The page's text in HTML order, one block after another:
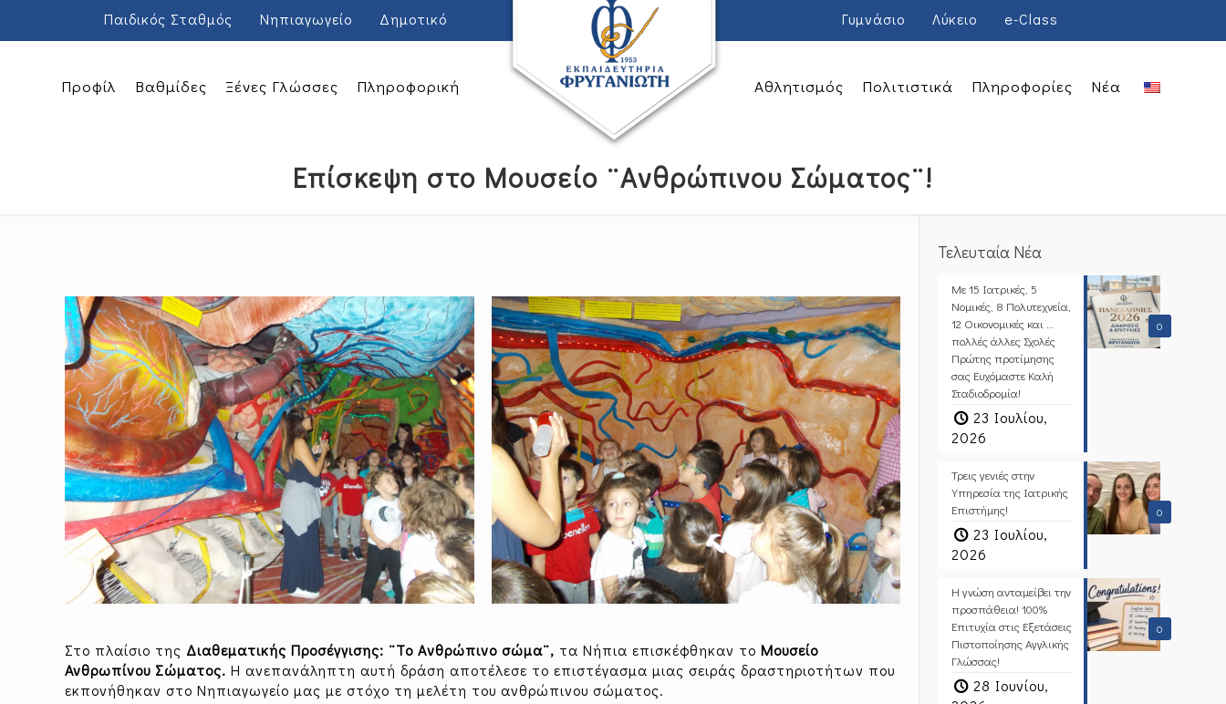
Παιδικός Σταθμός Νηπιαγωγείο Δημοτικό Γυμνάσιο Λύκειο e-Class
Προφίλ Βαθμίδες Ξένες Γλώσσες Πληροφορική Αθλητισμός Πολιτιστικά Πληροφορίες Νέα
Επίσκεψη στο Μουσείο ¨Ανθρώπινου Σώματος¨!
Στο πλαίσιο της Διαθεματικής Προσέγγισης: ¨ΤοAνθρώπινο σώμα¨, τα Νήπια επισκέφθηκαν τοΜουσείο
Ανθρωπίνου Σώματος. Η ανεπανάληπτη αυτή δράση αποτέλεσε το επιστέγασμα μιας σειράς δραστηριοτήτων που
εκπονήθηκαν στο Νηπιαγωγείο μας με στόχο τη μελέτη του ανθρώπινου σώματος.
Τελευταία Νέα
0
Με 15 Ιατρικές, 5
Νομικές, 8 Πολυτεχνεία,
12 Οικονομικές και …
πολλές άλλες Σχολές
Πρώτης προτίμησης
σας Ευχόμαστε Καλή
Σταδιοδρομία!
23 Ιουλίου,
2026
0
Τρεις γενιές στην
Υπηρεσία της Ιατρικής
Επιστήμης!
23 Ιουλίου,
2026
0
Η γνώση ανταμείβει την
προσπάθεια! 100%
Επιτυχία στις Εξετάσεις
Πιστοποίησης Αγγλικής
Γλώσσας!
28 Ιουνίου,